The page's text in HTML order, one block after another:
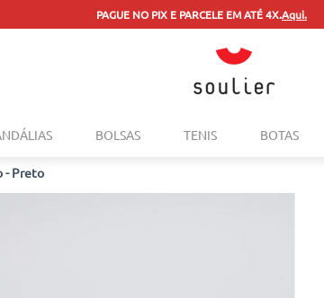
PAGUE NO PIX E PARCELE EM ATÉ 4X.Aqui.
BOLSAS TENIS BOTAS
- Preto
1º
tenis